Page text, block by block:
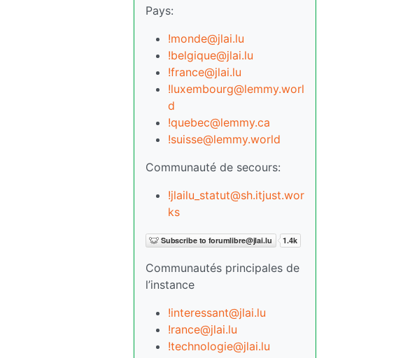
Pays:
!monde@jlai.lu
!belgique@jlai.lu
!france@jlai.lu
!luxembourg@lemmy.worl
d
!quebec@lemmy.ca
!suisse@lemmy.world
Communauté de secours:
!jlailu_statut@sh.itjust.wor
ks
Communautés principales de
l’instance
!interessant@jlai.lu
!rance@jlai.lu
!technologie@jlai.lu